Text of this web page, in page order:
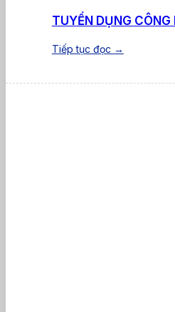
TUYỂN DỤNG CÔNG
Tiếp tục đọc →